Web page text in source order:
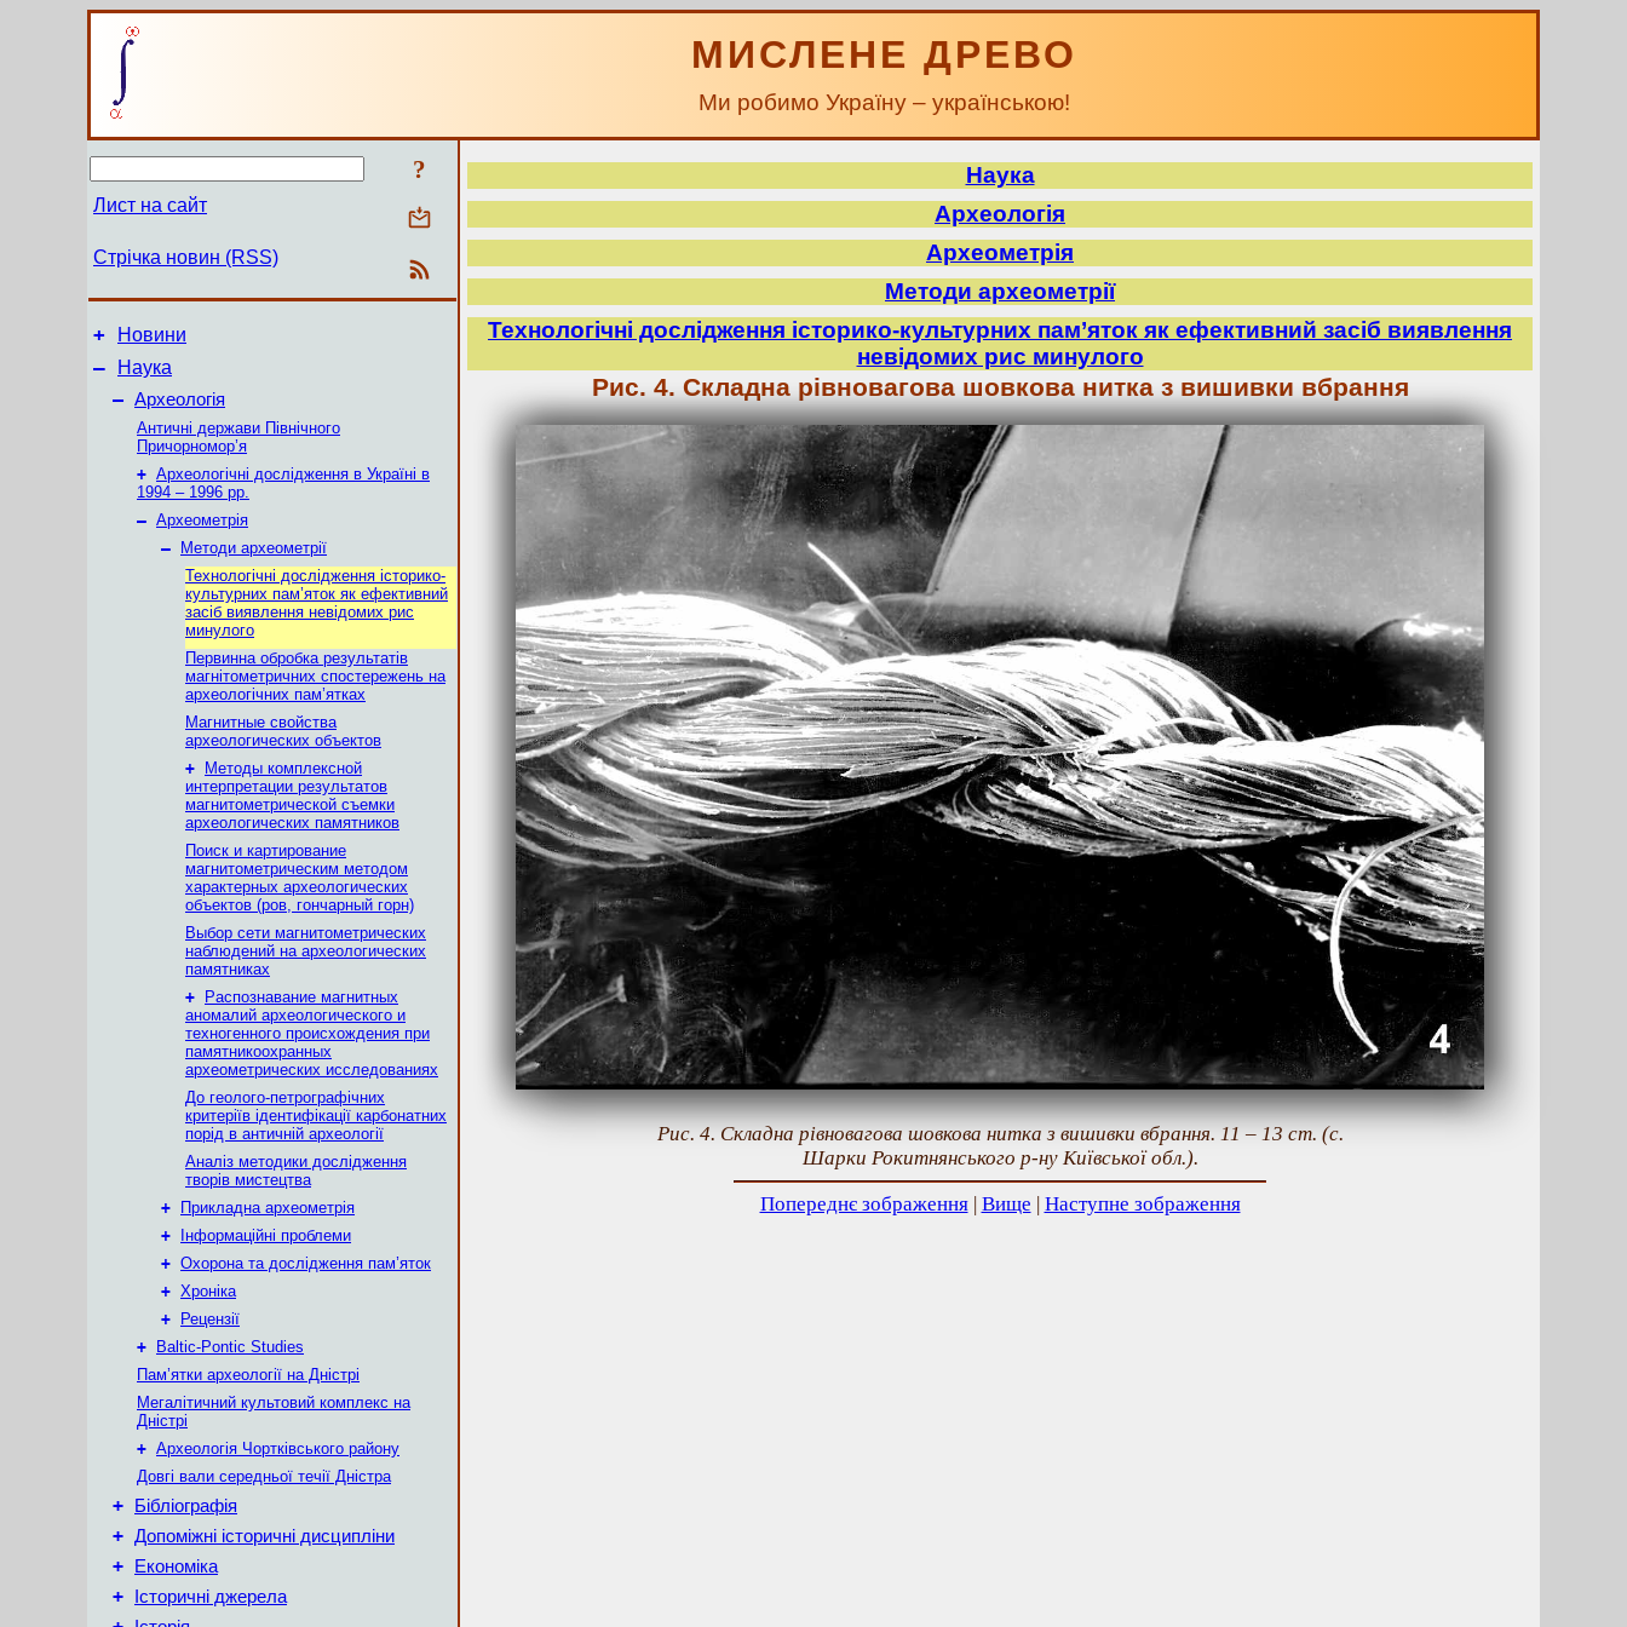
МИСЛЕНЕ ДРЕВО
Ми робимо Україну – українською!
?
Лист на сайт
Стрічка новин (RSS)
+ Новини
–
Наука
– Археологія
Античні держави Північного
Причорномор’я
+ Археологічні дослідження в Україні в
1994 – 1996 рр.
– Археометрія
–
Методи археометрії
Технологічні дослідження історико-
культурних пам’яток як ефективний
засіб виявлення невідомих рис
минулого
Первинна обробка результатiв
магнiтометричних спостережень на
археологiчних пам’ятках
Магнитные свойства
археологических объектов
+
Методы комплексной
интерпретации результатов
магнитометрической съемки
археологических памятников
Поиск и картирование
магнитометрическим методом
характерных археологических
объектов (ров, гончарный горн)
Выбор сети магнитометрических
наблюдений на археологических
памятниках
+
Распознавание магнитных
аномалий археологического и
техногенного происхождения при
памятникоохранных
археометрических исследованиях
До геолого-петрографічних
критеріїв ідентифікації карбонатних
порід в античній археології
Аналіз методики дослідження
творів мистецтва
+
Прикладна археометрія
+
Інформаційні проблеми
+ Охорона та дослідження пам’яток
+ Хроніка
+
Рецензії
+
Baltic-Pontic Studies
Пам’ятки археології на Дністрі
Мегалітичний культовий комплекс на
Дністрі
+ Археологія Чортківського району
Довгі вали середньої течії Дністра
+ Бібліографія
+ Допоміжні історичні дисципліни
+ Економіка
+ Історичні джерела
Наука
Археологія
Археометрія
Методи археометрії
Технологічні дослідження історико-культурних пам’яток як ефективний засіб виявлення
невідомих рис минулого
Рис. 4. Складна рівновагова шовкова нитка з вишивки вбрання
Рис. 4. Складна рівновагова шовкова нитка з вишивки вбрання. 11 – 13 ст. (с.
Шарки Рокитнянського р-ну Київської обл.).
Попереднє зображення| Вище | Наступне зображення